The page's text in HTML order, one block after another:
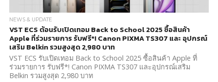
NEWS & UPDATE
VST ECS ต้อนรับเปิดเทอม Back to School 2025 ซื้อสินค้า
Apple ที่ร่วมรายการ รับฟรี*! Canon PIXMA TS307 และ อุปกรณ์
เสริม Belkin รวมสูงสุด 2,980 บาท
VST ECS รับเปิดเทอม Back to School 2025 ซื้อสินค้า Apple ที่
ร่วมรายการ รับฟรี*! Canon PIXMA TS307 และอุปกรณ์เสริม
Belkin รวมสูงสุด 2,980 บาท